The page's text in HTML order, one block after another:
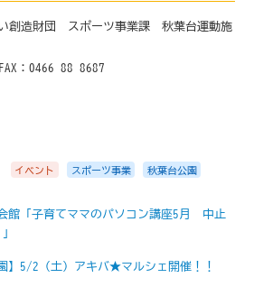
創造財団 スポーツ事業課 秋葉台運動施
：0466-88-8687
イベント スポーツ事業 秋葉台公園
館「子育てママのパソコン講座5月 中止
】5/2（土）アキバ★マルシェ開催！！